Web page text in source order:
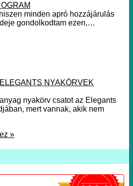
minden apró hozzájárulás
gondolkodtam ezen,…
NYAKÖRVEK
nyakörv csatot az Elegants
mert vannak, akik nem
»